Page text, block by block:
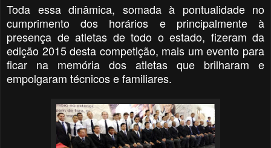
Toda essa dinâmica, somada à pontualidade no
cumprimento dos horários e principalmente à
presença de atletas de todo o estado, fizeram da
edição 2015 desta competição, mais um evento para
ficar na memória dos atletas que brilharam e
empolgaram técnicos e familiares.